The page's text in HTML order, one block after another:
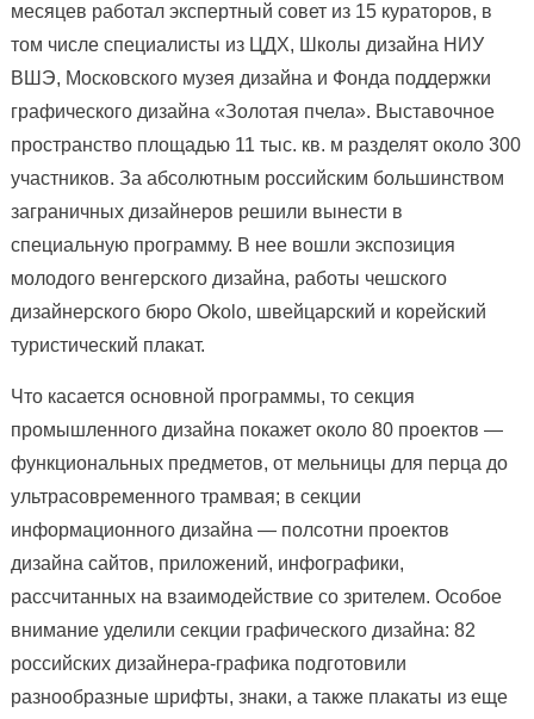
месяцев работал экспертный совет из 15 кураторов, в
том числе специалисты из ЦДХ, Школы дизайна НИУ
ВШЭ, Московского музея дизайна и Фонда поддержки
графического дизайна «Золотая пчела». Выставочное
пространство площадью 11 тыс. кв. м разделят около 300
участников. За абсолютным российским большинством
заграничных дизайнеров решили вынести в
специальную программу. В нее вошли экспозиция
молодого венгерского дизайна, работы чешского
дизайнерского бюро Okolo, швейцарский и корейский
туристический плакат.
Что касается основной программы, то секция
промышленного дизайна покажет около 80 проектов —
функциональных предметов, от мельницы для перца до
ультрасовременного трамвая; в секции
информационного дизайна — полсотни проектов
дизайна сайтов, приложений, инфографики,
рассчитанных на взаимодействие со зрителем. Особое
внимание уделили секции графического дизайна: 82
российских дизайнера-графика подготовили
разнообразные шрифты, знаки, а также плакаты из еще